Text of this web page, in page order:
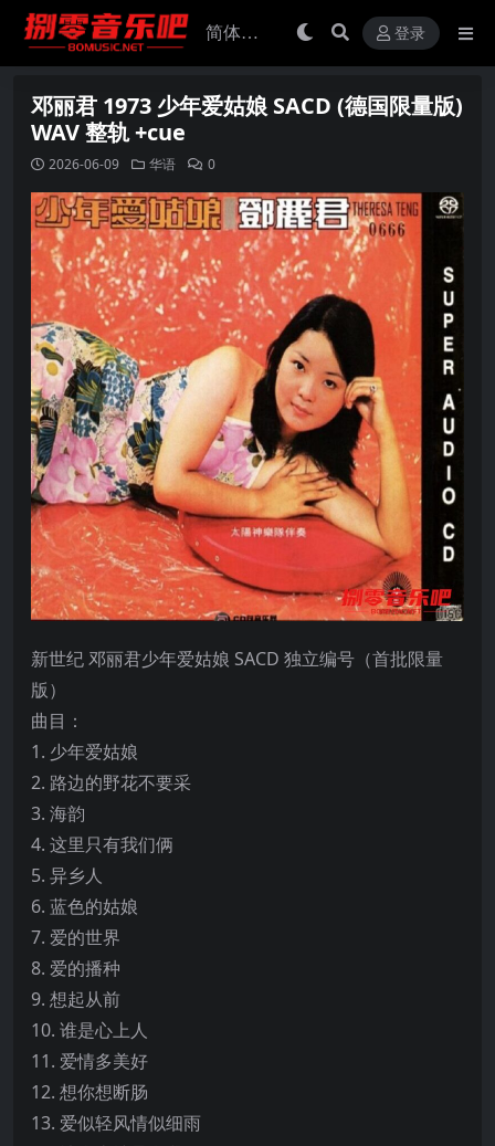
登录
邓丽君 1973 少年爱姑娘 SACD (德国限量版)
WAV 整轨 +cue
2026-06-09 华语 0
新世纪 邓丽君少年爱姑娘 SACD 独立编号（首批限量
版）
曲目：
1. 少年爱姑娘
2. 路边的野花不要采
3. 海韵
4. 这里只有我们俩
5. 异乡人
6. 蓝色的姑娘
7. 爱的世界
8. 爱的播种
9. 想起从前
10. 谁是心上人
11. 爱情多美好
12. 想你想断肠
13. 爱似轻风情似细雨